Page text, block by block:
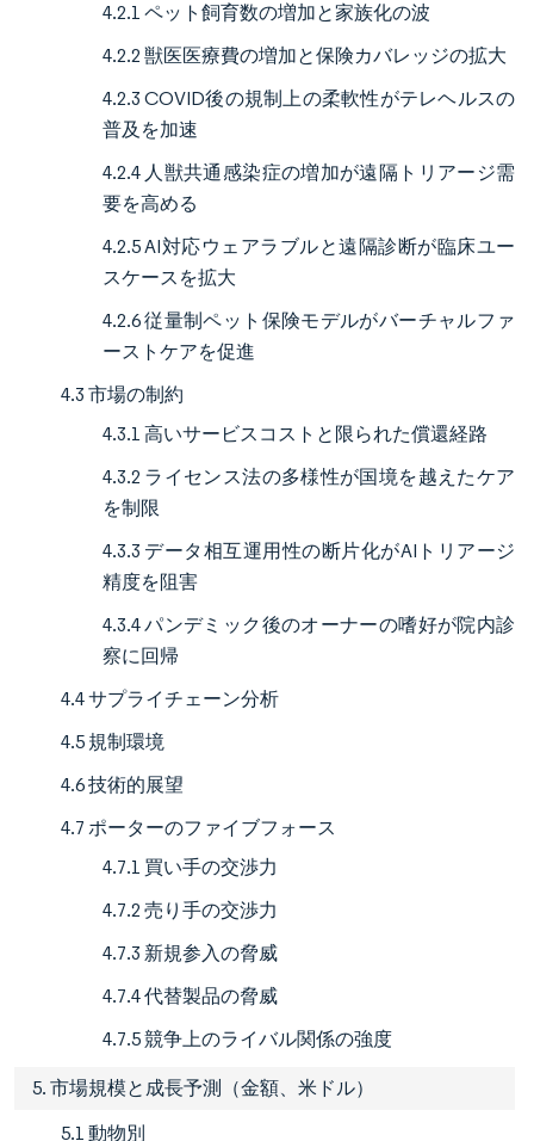
4.2.1 ペット飼育数の増加と家族化の波
4.2.2 獣医医療費の増加と保険カバレッジの拡大
4.2.3 COVID後の規制上の柔軟性がテレヘルスの
普及を加速
4.2.4 人獣共通感染症の増加が遠隔トリアージ需
要を高める
4.2.5 AI対応ウェアラブルと遠隔診断が臨床ユー
スケースを拡大
4.2.6 従量制ペット保険モデルがバーチャルファ
ーストケアを促進
4.3 市場の制約
4.3.1 高いサービスコストと限られた償還経路
4.3.2 ライセンス法の多様性が国境を越えたケア
を制限
4.3.3 データ相互運用性の断片化がAIトリアージ
精度を阻害
4.3.4 パンデミック後のオーナーの嗜好が院内診
察に回帰
4.4 サプライチェーン分析
4.5 規制環境
4.6 技術的展望
4.7 ポーターのファイブフォース
4.7.1 買い手の交渉力
4.7.2 売り手の交渉力
4.7.3 新規参入の脅威
4.7.4 代替製品の脅威
4.7.5 競争上のライバル関係の強度
5. 市場規模と成長予測（金額、米ドル）
5.1 動物別